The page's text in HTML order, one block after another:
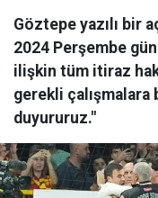
Göztepe yazılı bir
2024 Perşembe
ilişkin tüm itiraz
gerekli çalışmalara
duyururuz."